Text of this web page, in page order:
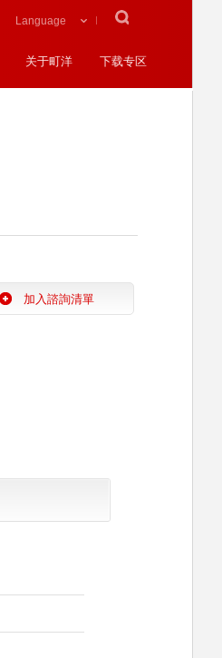
关于町洋 下载专区
加入諮詢清單